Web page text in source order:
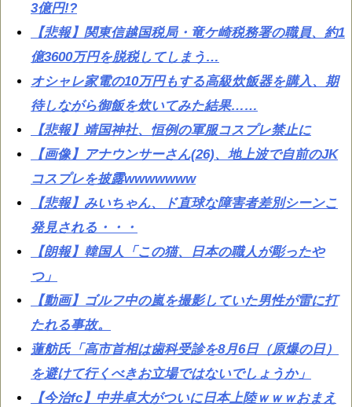
3億円!?
【悲報】関東信越国税局・竜ケ崎税務署の職員、約1
億3600万円を脱税してしまう…
オシャレ家電の10万円もする高級炊飯器を購入、期
待しながら御飯を炊いてみた結果……
【悲報】靖国神社、恒例の軍服コスプレ禁止に
【画像】アナウンサーさん(26)、地上波で自前のJK
コスプレを披露wwwwwww
【悲報】みいちゃん、ド直球な障害者差別シーンこ
発見される・・・
【朗報】韓国人「この猫、日本の職人が彫ったや
つ」
【動画】ゴルフ中の嵐を撮影していた男性が雷に打
たれる事故。
蓮舫氏「高市首相は歯科受診を8月6日（原爆の日）
を避けて行くべきお立場ではないでしょうか」
【今治fc】中井卓大がついに日本上陸ｗｗｗおまえ